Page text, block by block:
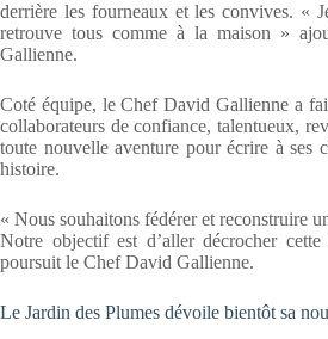
derrière les fourneaux et les convives. «
retrouve tous comme à la maison »
Gallienne.
Coté équipe, le Chef David Gallienne a
collaborateurs de confiance, talentueux,
toute nouvelle aventure pour écrire à ses
histoire.
« Nous souhaitons fédérer et reconstruire
Notre objectif est d’aller décrocher
poursuit le Chef David Gallienne.
Le Jardin des Plumes dévoile bientôt sa